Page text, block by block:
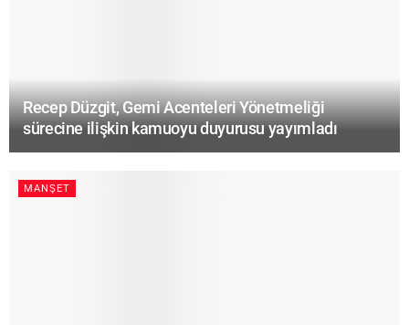
Recep Düzgit, Gemi Acenteleri Yönetmeliği
sürecine ilişkin kamuoyu duyurusu yayımladı
MANŞET